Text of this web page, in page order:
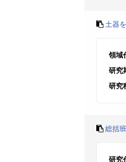
土器
領域
研究
研究
総括班
研究